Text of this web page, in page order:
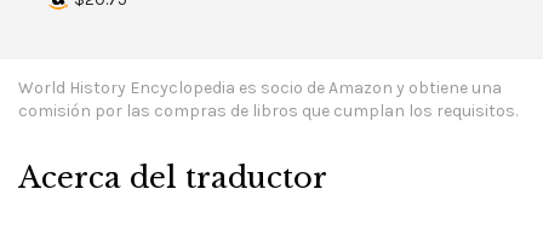
World History Encyclopedia es socio de Amazon y obtiene una
comisión por las compras de libros que cumplan los requisitos.
Acerca del traductor